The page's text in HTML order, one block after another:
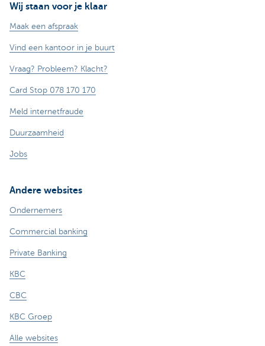
Wij staan voor je klaar
Maak een afspraak
Vind een kantoor in je buurt
Vraag? Probleem? Klacht?
Card Stop 078 170 170
Meld internetfraude
Duurzaamheid
Jobs
Andere websites
Ondernemers
Commercial banking
Private Banking
KBC
CBC
KBC Groep
Alle websites